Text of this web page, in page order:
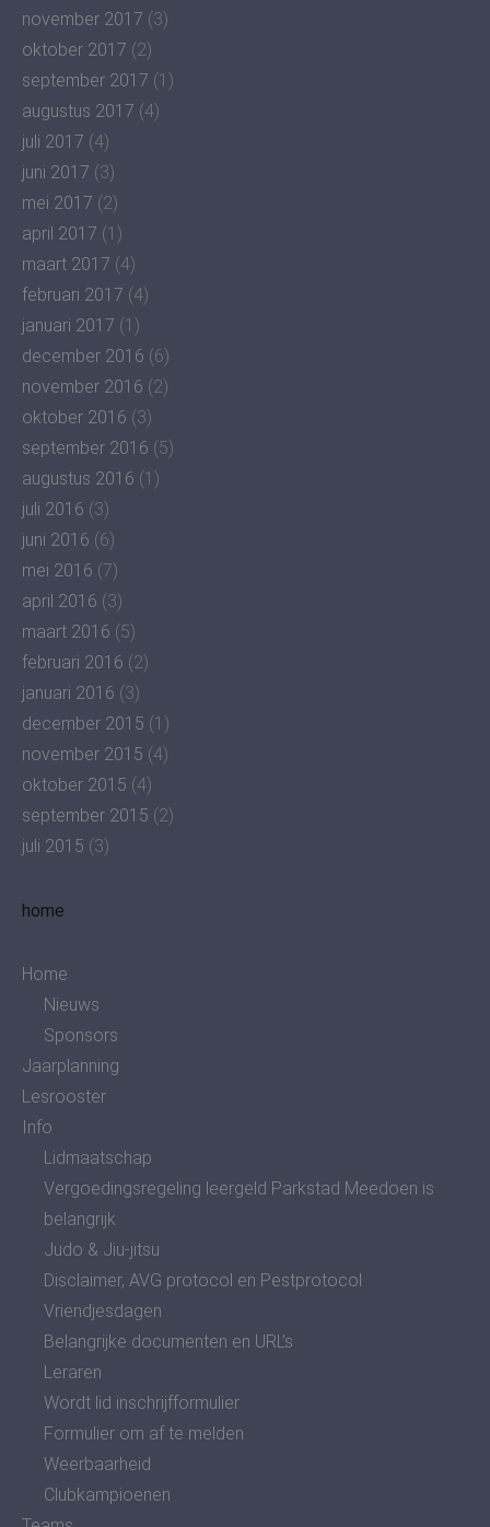
november 2017 (3)
oktober 2017 (2)
september 2017 (1)
augustus 2017 (4)
juli 2017 (4)
juni 2017 (3)
mei 2017 (2)
april 2017 (1)
maart 2017 (4)
februari 2017 (4)
januari 2017 (1)
december 2016 (6)
november 2016 (2)
oktober 2016 (3)
september 2016 (5)
augustus 2016 (1)
juli 2016 (3)
juni 2016 (6)
mei 2016 (7)
april 2016 (3)
maart 2016 (5)
februari 2016 (2)
januari 2016 (3)
december 2015 (1)
november 2015 (4)
oktober 2015 (4)
september 2015 (2)
juli 2015 (3)
home
Home
Nieuws
Sponsors
Jaarplanning
Lesrooster
Info
Lidmaatschap
Vergoedingsregeling leergeld Parkstad Meedoen is
belangrijk
Judo & Jiu-jitsu
Disclaimer, AVG protocol en Pestprotocol
Vriendjesdagen
Belangrijke documenten en URL’s
Leraren
Wordt lid inschrijfformulier
Formulier om af te melden
Weerbaarheid
Clubkampioenen